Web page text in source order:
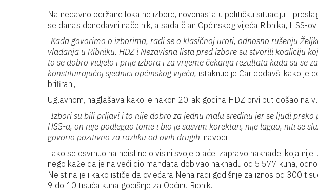
Na nedavno održane lokalne izbore, novonastalu političku situaciju i
se danas donedavni načelnik, a sada član Općinskog vijeća Ribnika, HSS-ov
-Kada govorimo o izborima, radi se o klasičnoj uroti, odnosno rušenju
vladanja u Ribniku. HDZ i Nezavisna lista pred izbore su stvorili koaliciju
to se dobro vidjelo i prije izbora i za vrijeme čekanja rezultata kada su se
konstituirajućoj sjednici općinskog vijeća, istaknuo je Car dodavši kako je
brifirani,
Uglavnom, naglašava kako je nakon 20-ak godina HDZ prvi put došao na
-Izbori su bili prljavi i to nije dobro za jednu malu sredinu jer se ljudi preko
HSS-a, on nije podlegao tome i bio je sasvim korektan, nije lagao, niti se
govorio pozitivno za razliku od ovih drugih, navodi.
Tako se osvrnuo na neistine o visini svoje plaće, zapravo naknade, koja
nego kaže da je najveći dio mandata dobivao naknadu od 5.577 kuna,
Neistina je i kako ističe da cvjećara Nena radi godišnje za iznos od 300
9 do 10 tisuća kuna godišnje za Općinu Ribnik.